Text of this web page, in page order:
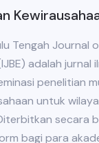
Tengah Journal
adalah jurnal
penelitian
untuk
secara
bagi para